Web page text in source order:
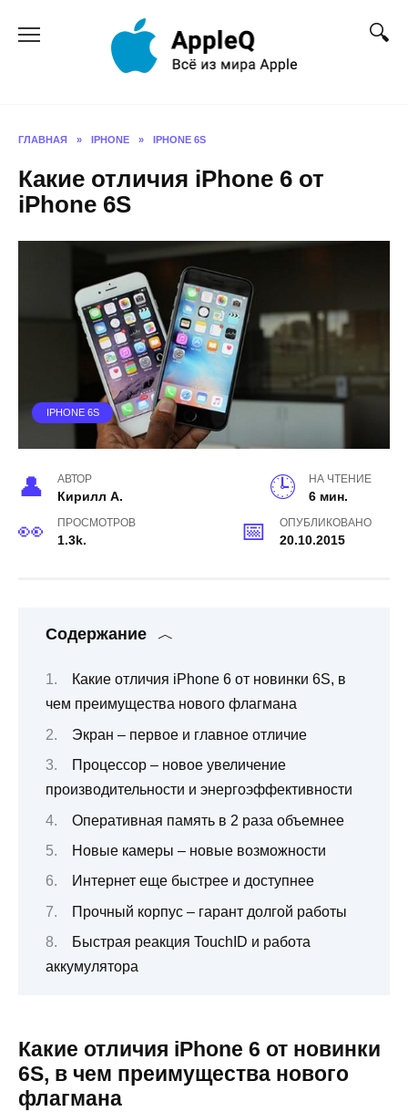
ГЛАВНАЯ » IPHONE » IPHONE 6S
Какие отличия iPhone 6 от
iPhone 6S
IPHONE 6S
АВТОР
Кирилл А.
НА ЧТЕНИЕ
6 мин.
ПРОСМОТРОВ
1.3k.
ОПУБЛИКОВАНО
20.10.2015
Содержание
Какие отличия iPhone 6 от новинки 6S, в
чем преимущества нового флагмана
Экран – первое и главное отличие
Процессор – новое увеличение
производительности и энергоэффективности
Оперативная память в 2 раза объемнее
Новые камеры – новые возможности
Интернет еще быстрее и доступнее
Прочный корпус – гарант долгой работы
Быстрая реакция TouchID и работа
аккумулятора
Какие отличия iPhone 6 от новинки
6S, в чем преимущества нового
флагмана